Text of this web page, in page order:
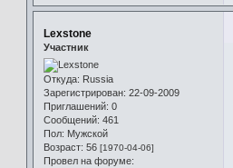
Lexstone
Участник
Откуда: Russia
Зарегистрирован: 22-09-2009
Приглашений: 0
Сообщений: 461
Пол: Мужской
Возраст: 56 [1970-04-06]
Провел на форуме: